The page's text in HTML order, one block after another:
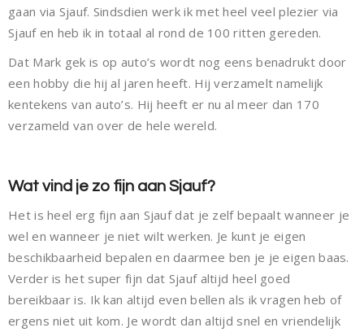
gaan via Sjauf. Sindsdien werk ik met heel veel plezier via
Sjauf en heb ik in totaal al rond de 100 ritten gereden.
Dat Mark gek is op auto’s wordt nog eens benadrukt door
een hobby die hij al jaren heeft. Hij verzamelt namelijk
kentekens van auto’s. Hij heeft er nu al meer dan 170
verzameld van over de hele wereld.
Wat vind je zo fijn aan Sjauf?
Het is heel erg fijn aan Sjauf dat je zelf bepaalt wanneer je
wel en wanneer je niet wilt werken. Je kunt je eigen
beschikbaarheid bepalen en daarmee ben je je eigen baas.
Verder is het super fijn dat Sjauf altijd heel goed
bereikbaar is. Ik kan altijd even bellen als ik vragen heb of
ergens niet uit kom. Je wordt dan altijd snel en vriendelijk